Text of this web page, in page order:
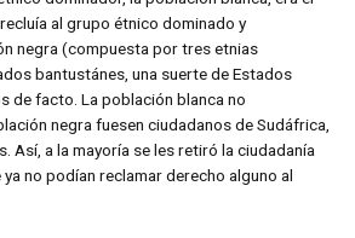
al grupo étnico dominado y
negra (compuesta por tres etnias
bantustánes, una suerte de Estados
de facto. La población blanca no
negra fuesen ciudadanos de Sudáfrica,
Así, a la mayoría se les retiró la ciudadanía
no podían reclamar derecho alguno al